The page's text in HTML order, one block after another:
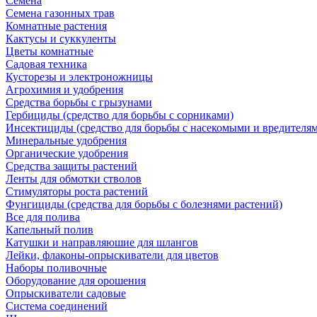
Семена газонных трав
Комнатные растения
Кактусы и суккуленты
Цветы комнатные
Садовая техника
Кусторезы и электроножницы
Агрохимия и удобрения
Средства борьбы с грызунами
Гербициды (средство для борьбы с сорниками)
Инсектициды (средство для борьбы с насекомыми и
Минеральные удобрения
Органические удобрения
Средства защиты растений
Ленты для обмотки стволов
Стимуляторы роста растений
Фунгициды (средства для борьбы с болезнями растений)
Все для полива
Капельный полив
Катушки и направляюшие для шлангов
Лейки, флаконы-опрыскиватели для цветов
Наборы поливочные
Оборудование для орошения
Опрыскиватели садовые
Система соединений